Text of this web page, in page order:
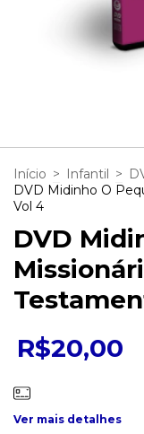
Início > Infantil >
DVD Midinho O
Vol 4
DVD
R$20,00
Ver mais detalhes